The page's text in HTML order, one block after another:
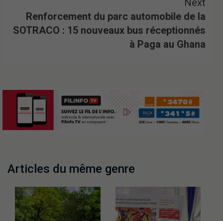
Next
Renforcement du parc automobile de la
SOTRACO : 15 nouveaux bus réceptionnés
à Paga au Ghana
Articles du même genre